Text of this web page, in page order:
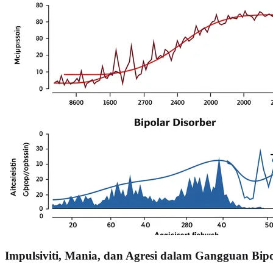
Impulsiviti, Mania, dan Agresi dalam Gangguan